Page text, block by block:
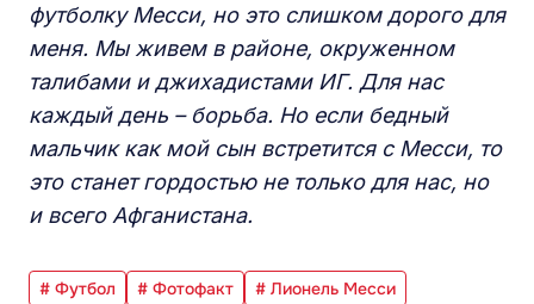
футболку Месси, но это слишком дорого для
меня. Мы живем в районе, окруженном
талибами и джихадистами ИГ. Для нас
каждый день – борьба. Но если бедный
мальчик как мой сын встретится с Месси, то
это станет гордостью не только для нас, но
и всего Афганистана.
# Футбол # Фотофакт # Лионель Месси